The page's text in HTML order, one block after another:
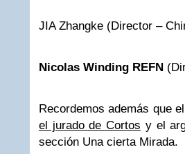
JIA Zhangke (Director –
Nicolas Winding REFN
Recordemos además que
el jurado de Cortos y el
sección Una cierta Mirada.